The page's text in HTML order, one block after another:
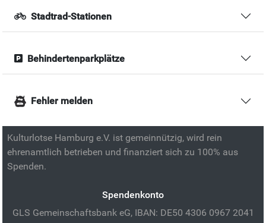
Stadtrad-Stationen
Behindertenparkplätze
Fehler melden
Kulturlotse Hamburg e.V. ist gemeinnützig, wird rein
ehrenamtlich betrieben und finanziert sich zu 100% aus
Spenden.
Spendenkonto
GLS Gemeinschaftsbank eG, IBAN: DE50 4306 0967 2041